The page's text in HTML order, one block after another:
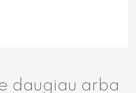
daugiau arba